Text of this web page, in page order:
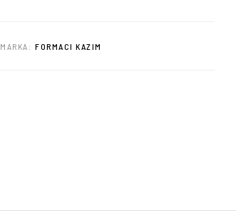
MARKA: FORMACI KAZIM